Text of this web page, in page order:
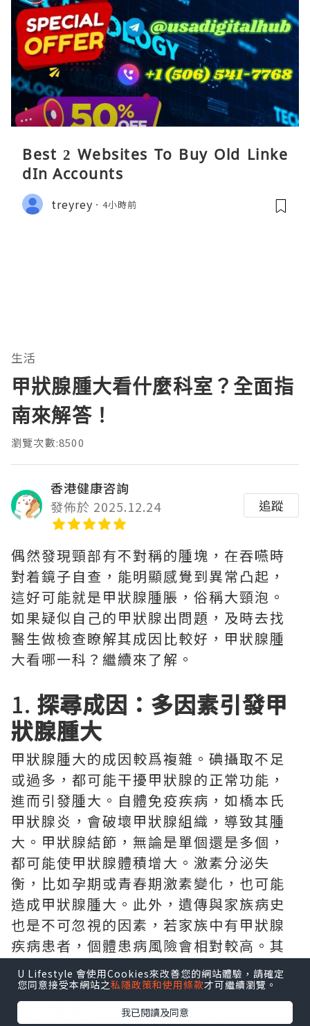
Best 2 Websites To Buy Old Linke
dIn Accounts
treyrey 4小時前
生活
甲狀腺腫大看什麼科室？全面指
南來解答！
瀏覽次數:8500
香港健康咨詢
發佈於 2025.12.24
追蹤
偶然發現頸部有不對稱的腫塊，在吞嚥時
對着鏡子自查，能明顯感覺到異常凸起，
這好可能就是甲狀腺腫脹，俗稱大頸泡。
如果疑似自己的甲狀腺出問題，及時去找
醫生做檢查瞭解其成因比較好，甲狀腺腫
大看哪一科？繼續來了解。
1. 探尋成因：多因素引發甲
狀腺腫大
甲狀腺腫大的成因較爲複雜。碘攝取不足
或過多，都可能干擾甲狀腺的正常功能，
進而引發腫大。自體免疫疾病，如橋本氏
甲狀腺炎，會破壞甲狀腺組織，導致其腫
大。甲狀腺結節，無論是單個還是多個，
都可能使甲狀腺體積增大。激素分泌失
衡，比如孕期或青春期激素變化，也可能
造成甲狀腺腫大。此外，遺傳與家族病史
也是不可忽視的因素，若家族中有甲狀腺
疾病患者，個體患病風險會相對較高。其
他原因，像感染、腫瘤（包括惡性和良
性）、頸部放射線暴露等，同樣可能導致
甲狀腺腫脹。
U Lifestyle 會使用Cookies來改善您的網站體驗，請確定
您同意接受本網站之私隱政策和使用條款才可繼續瀏覽。
我已閱讀及同意